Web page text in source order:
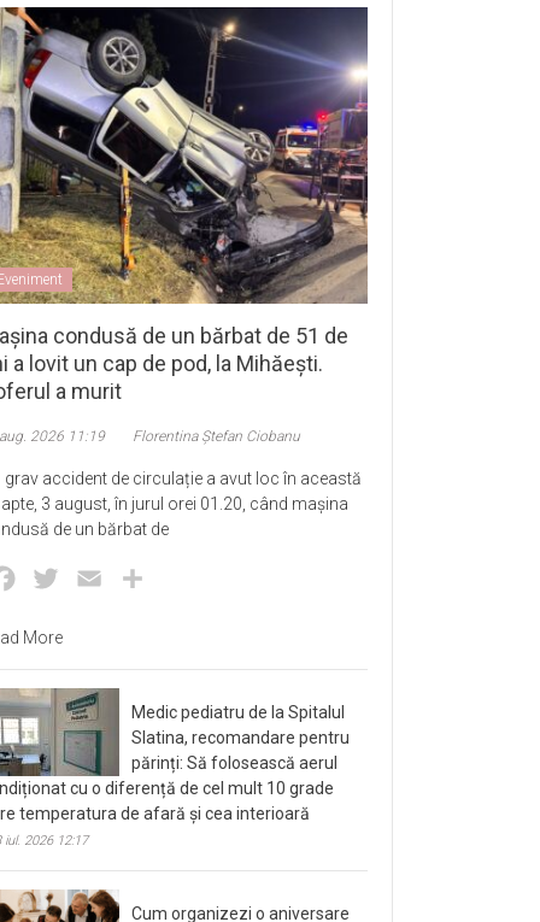
condusă de un bărbat de 51 de
a lovit un cap de pod, la Mihăești.
a murit
2026 11:19 Florentina Ștefan Ciobanu
grav accident de circulație a avut loc în această
3 august, în jurul orei 01.20, când mașina
de un bărbat de
Facebook
Twitter Email
More
Medic pediatru de la Spitalul
Slatina, recomandare pentru
părinți: Să folosească aerul
cu o diferență de cel mult 10 grade
temperatura de afară și cea interioară
iul. 2026 12:17
Cum organizezi o aniversare